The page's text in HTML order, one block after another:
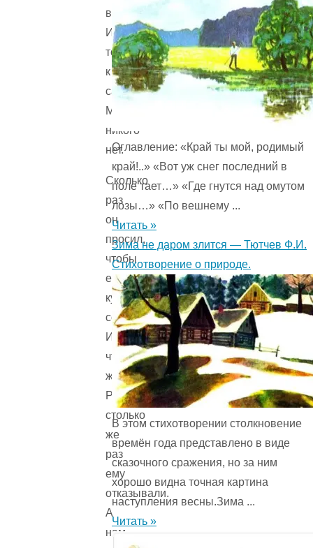
вместе.
И
только
к
самого
Малыша
никого
нет.
Сколько
раз
он
просил,
чтобы
ему
купили
собаку!
И
что
же?
Ровно
столько
же
раз
ему
отказывали.
А
нам
Оглавление: «Край ты мой, родимый
край!..» «Вот уж снег последний в
поле тает…» «Где гнутся над омутом
лозы…» «По вешнему ...
Читать »
Зима не даром злится — Тютчев Ф.И.
Стихотворение о природе.
В этом стихотворении столкновение
времён года представ­лено в виде
сказочного сражения, но за ним
хорошо видна точная картина
наступления весны.Зима ...
Читать »